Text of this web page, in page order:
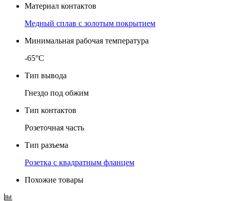
Материал контактов
Медный сплав с золотым покрытием
Минимальная рабочая температура
-65°C
Тип вывода
Гнездо под обжим
Тип контактов
Розеточная часть
Тип разъема
Розетка с квадратным фланцем
Похожие товары